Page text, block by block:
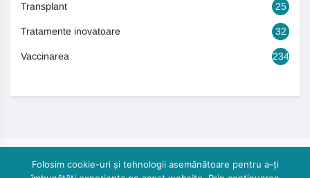
Transplant 25
Tratamente inovatoare 32
Vaccinarea 234
Folosim cookie-uri și tehnologii asemănătoare pentru a-ți